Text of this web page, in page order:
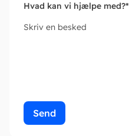
Hvad kan vi hjælpe med?*
Skriv en besked
Send